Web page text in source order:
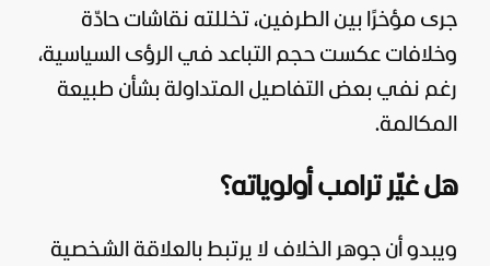
جرى مؤخرًا بين الطرفين، تخللته نقاشات حادّة
وخلافات عكست حجم التباعد في الرؤى السياسية،
رغم نفي بعض التفاصيل المتداولة بشأن طبيعة
المكالمة.
هل غيّر ترامب أولوياته؟
ويبدو أن جوهر الخلاف لا يرتبط بالعلاقة الشخصية